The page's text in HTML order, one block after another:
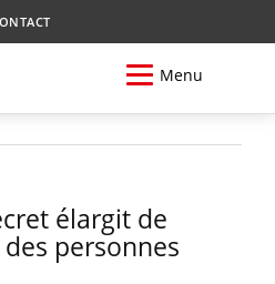
Menu
élargit de
personnes